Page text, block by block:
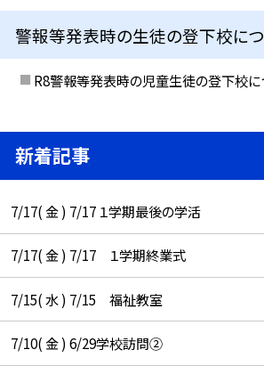
警報等発表時の生徒の登下校に
R8警報等発表時の児童生徒の登下校に
新着記事
7/17( 金 ) 7/17 １学期最後の学活
7/17( 金 ) 7/17 １学期終業式
7/15( 水 ) 7/15 福祉教室
7/10( 金 ) 6/29学校訪問②